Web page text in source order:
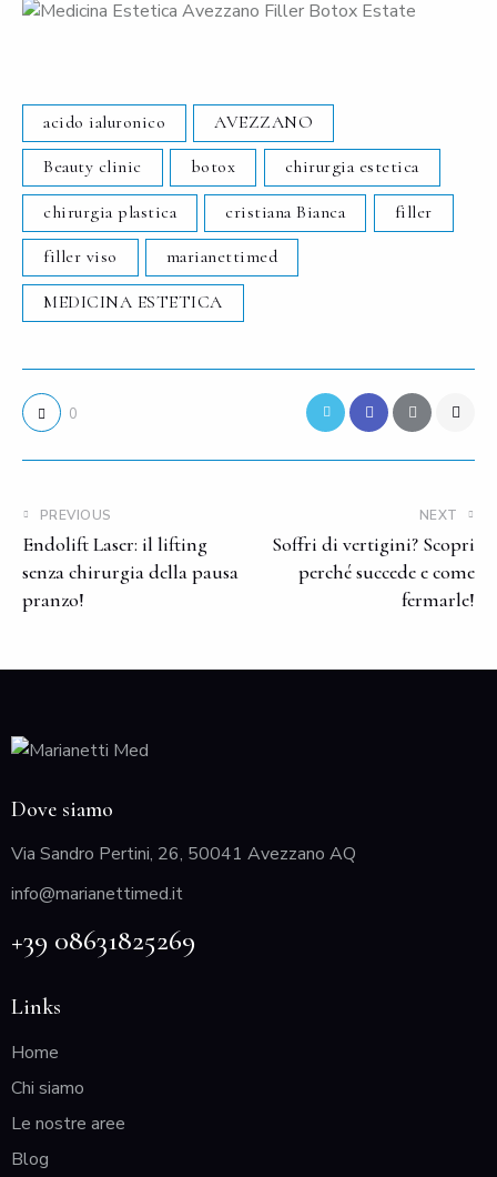
acido ialuronico AVEZZANO
Beauty clinic botox chirurgia estetica
chirurgia plastica cristiana Bianca filler
filler viso marianettimed
MEDICINA ESTETICA
0
PREVIOUS
Endolift Laser: il lifting
senza chirurgia della pausa
pranzo!
NEXT
Soffri di vertigini? Scopri
perché succede e come
fermarle!
Dove siamo
Via Sandro Pertini, 26, 50041 Avezzano AQ
info@marianettimed.it
+39 08631825269
Links
Home
Chi siamo
Le nostre aree
Blog